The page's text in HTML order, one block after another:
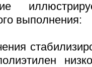
выполнения: